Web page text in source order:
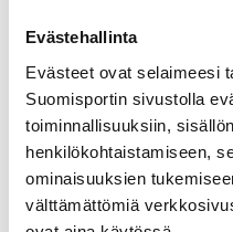
Evästehallinta
Evästeet ovat selaimeesi
Suomisportin sivustolla
toiminnallisuuksiin,
henkilökohtaistamiseen,
ominaisuuksien
välttämättömiä
Kaskelantie 10, 19120
View map
LOCALITY
Heinola
SPORTS